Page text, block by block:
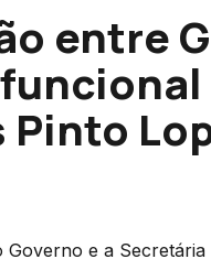
entre
Pinto
Governo e a